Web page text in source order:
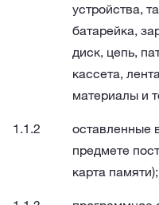
устройства,
батарейка,
диск, цепь,
кассета,
материалы и
оставленные
предмете
карта памяти);